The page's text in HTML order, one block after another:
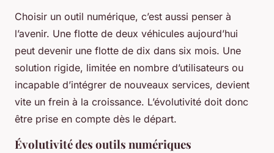
Choisir un outil numérique, c’est aussi penser à
l’avenir. Une flotte de deux véhicules aujourd’hui
peut devenir une flotte de dix dans six mois. Une
solution rigide, limitée en nombre d’utilisateurs ou
incapable d’intégrer de nouveaux services, devient
vite un frein à la croissance. L’évolutivité doit donc
être prise en compte dès le départ.
Évolutivité des outils numériques